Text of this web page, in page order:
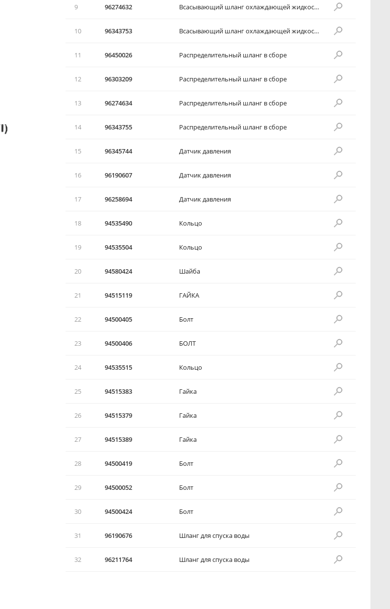
9 96274632 Всасывающий шланг охлаждающей жидкости в сборе
10 96343753 Всасывающий шланг охлаждающей жидкости в сборе
11 96450026 Распределительный шланг в сборе
12 96303209 Распределительный шланг в сборе
13 96274634 Распределительный шланг в сборе
14 96343755 Распределительный шланг в сборе
15 96345744 Датчик давления
16 96190607 Датчик давления
17 96258694 Датчик давления
18 94535490 Кольцо
19 94535504 Кольцо
20 94580424 Шайба
21 94515119 ГАЙКА
22 94500405 Болт
23 94500406 БОЛТ
24 94535515 Кольцо
25 94515383 Гайка
26 94515379 Гайка
27 94515389 Гайка
28 94500419 Болт
29 94500052 Болт
30 94500424 Болт
31 96190676 Шланг для спуска воды
32 96211764 Шланг для спуска воды